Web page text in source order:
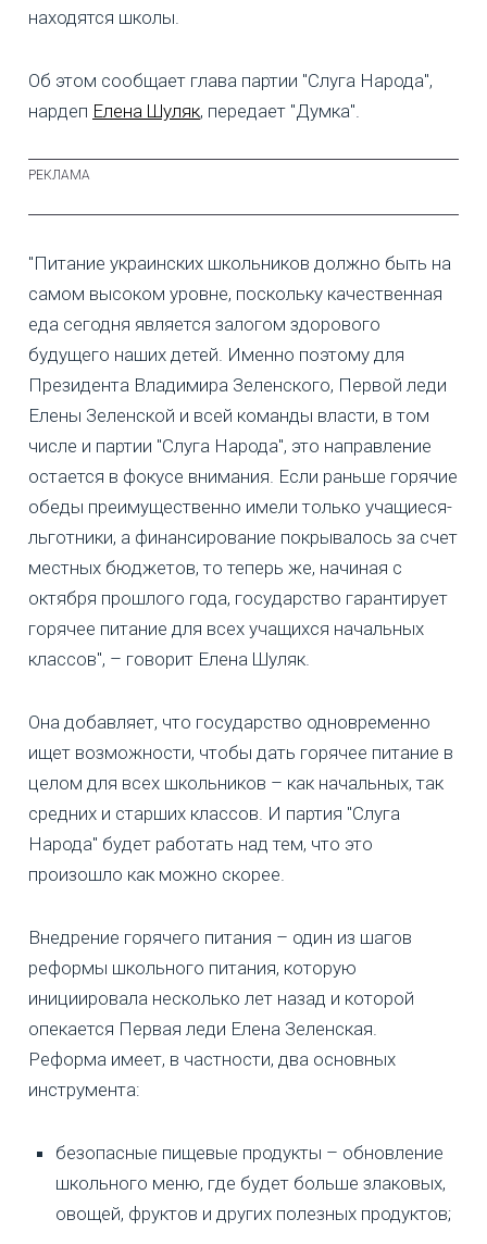
находятся школы.
Об этом сообщает глава партии "Слуга Народа",
нардеп Елена Шуляк, передает "Думка".
"Питание украинских школьников должно быть на
самом высоком уровне, поскольку качественная
еда сегодня является залогом здорового
будущего наших детей. Именно поэтому для
Президента Владимира Зеленского, Первой леди
Елены Зеленской и всей команды власти, в том
числе и партии "Слуга Народа", это направление
остается в фокусе внимания. Если раньше горячие
обеды преимущественно имели только учащиеся-
льготники, а финансирование покрывалось за счет
местных бюджетов, то теперь же, начиная с
октября прошлого года, государство гарантирует
горячее питание для всех учащихся начальных
классов", – говорит Елена Шуляк.
Она добавляет, что государство одновременно
ищет возможности, чтобы дать горячее питание в
целом для всех школьников – как начальных, так
средних и старших классов. И партия "Слуга
Народа" будет работать над тем, что это
произошло как можно скорее.
Внедрение горячего питания – один из шагов
реформы школьного питания, которую
инициировала несколько лет назад и которой
опекается Первая леди Елена Зеленская.
Реформа имеет, в частности, два основных
инструмента:
безопасные пищевые продукты – обновление
школьного меню, где будет больше злаковых,
овощей, фруктов и других полезных продуктов;